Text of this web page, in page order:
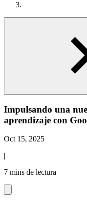
Impulsando una
aprendizaje con
Oct 15, 2025
|
7 mins de lectura